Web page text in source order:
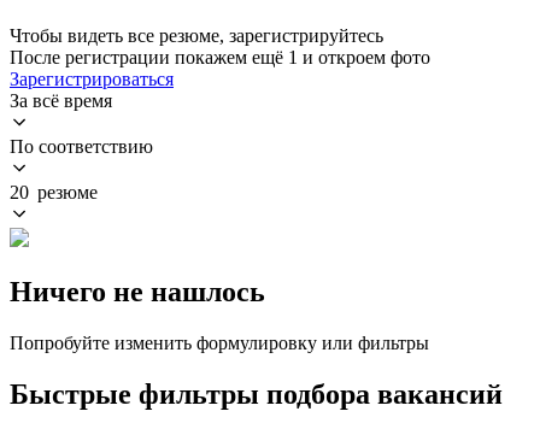
Чтобы видеть все резюме, зарегистрируйтесь
После регистрации покажем ещё 1 и откроем фото
Зарегистрироваться
За всё время
По соответствию
20 резюме
Ничего не нашлось
Попробуйте изменить формулировку или фильтры
Быстрые фильтры подбора вакансий